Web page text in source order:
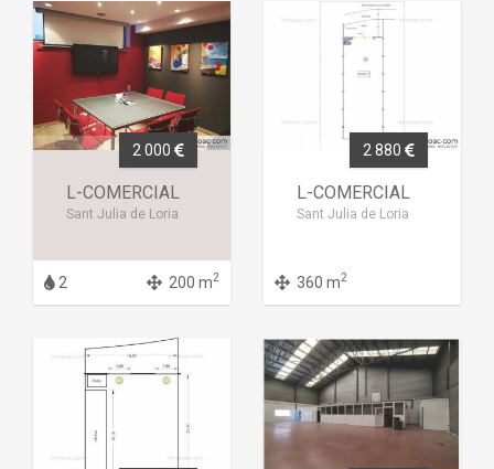
2 000
L-COMERCIAL
Sant Julia de Loria
2 200 m2
2 880
L-COMERCIAL
Sant Julia de Loria
360 m2